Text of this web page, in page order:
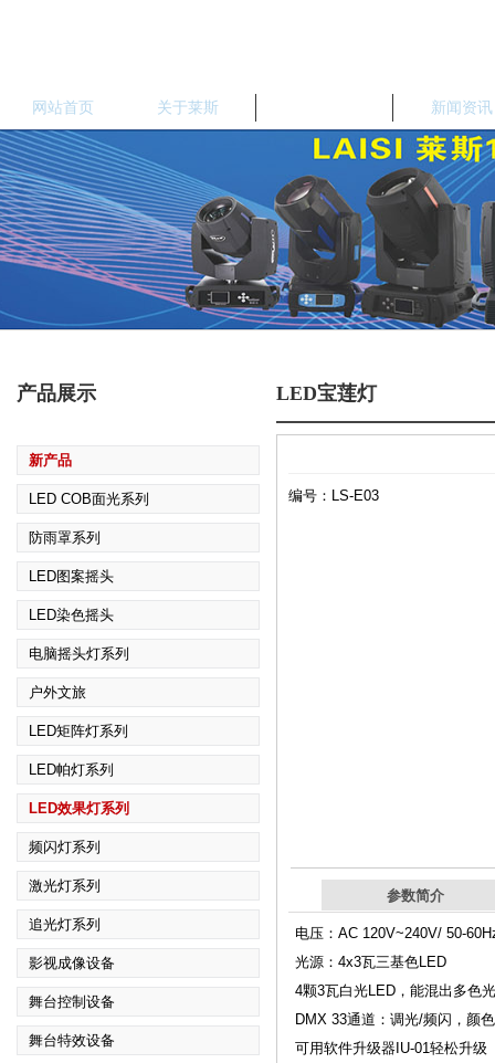
网站首页 关于莱斯 新闻资讯
产品展示
新产品
LED COB面光系列
防雨罩系列
LED图案摇头
LED染色摇头
电脑摇头灯系列
户外文旅
LED矩阵灯系列
LED帕灯系列
LED效果灯系列
频闪灯系列
激光灯系列
追光灯系列
影视成像设备
舞台控制设备
舞台特效设备
LED宝莲灯
编号：LS-E03
参数简介
电压：AC 120V~240V/ 50-
光源：4x3瓦三基色LED
4颗3瓦白光LED，能混出多色
DMX 33通道：调光/频闪，颜
可用软件升级器IU-01轻松升级